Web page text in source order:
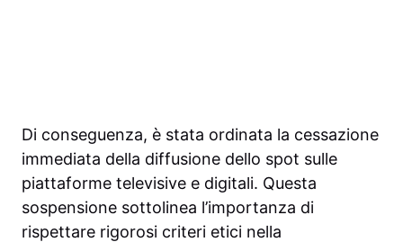
Di conseguenza, è stata ordinata la cessazione
immediata della diffusione dello spot sulle
piattaforme televisive e digitali. Questa
sospensione sottolinea l’importanza di
rispettare rigorosi criteri etici nella